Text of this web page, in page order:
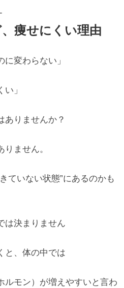
痩せにくい理由
に変わらない」
」
ありませんか？
ません。
ていない状態”にあるのかも
は決まりません
と、体の中では
ルモン）が増えやすいと言わ